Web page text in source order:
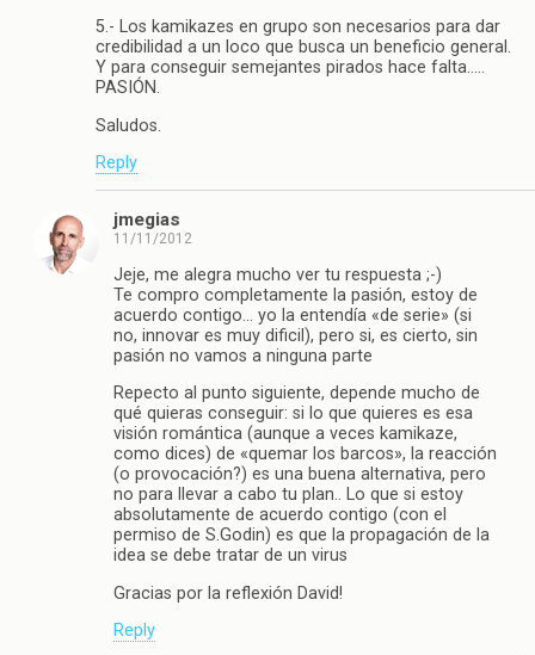
5.- Los kamikazes en grupo son necesarios para dar
credibilidad a un loco que busca un beneficio general.
Y para conseguir semejantes pirados hace falta…..
PASIÓN.
Saludos.
Reply
jmegias
11/11/2012
Jeje, me alegra mucho ver tu respuesta ;-)
Te compro completamente la pasión, estoy de
acuerdo contigo… yo la entendía «de serie» (si
no, innovar es muy dificil), pero si, es cierto, sin
pasión no vamos a ninguna parte
Repecto al punto siguiente, depende mucho de
qué quieras conseguir: si lo que quieres es esa
visión romántica (aunque a veces kamikaze,
como dices) de «quemar los barcos», la reacción
(o provocación?) es una buena alternativa, pero
no para llevar a cabo tu plan.. Lo que si estoy
absolutamente de acuerdo contigo (con el
permiso de S.Godin) es que la propagación de la
idea se debe tratar de un virus
Gracias por la reflexión David!
Reply